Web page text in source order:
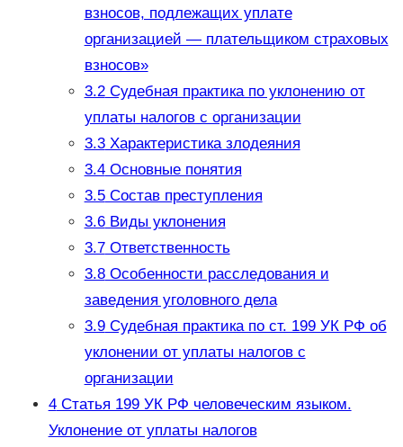
взносов, подлежащих уплате
организацией — плательщиком страховых
взносов»
3.2Судебная практика по уклонению от
уплаты налогов с организации
3.3Характеристика злодеяния
3.4Основные понятия
3.5Состав преступления
3.6Виды уклонения
3.7Ответственность
3.8Особенности расследования и
заведения уголовного дела
3.9Судебная практика по ст. 199 УК РФ об
уклонении от уплаты налогов с
организации
4Статья 199 УК РФ человеческим языком.
Уклонение от уплаты налогов